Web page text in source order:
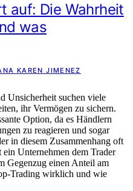
auf: Die Wahrheit
was
KAREN JIMENEZ
Unsicherheit suchen viele
ihr Vermögen zu sichern.
Option, da es Händlern
zu reagieren und sogar
in diesem Zusammenhang oft
Unternehmen dem Trader
Gegenzug einen Anteil am
Trading wirklich und wie